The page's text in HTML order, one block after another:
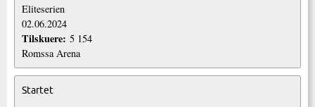
Eliteserien
02.06.2024
Tilskuere: 5 154
Romssa Arena
Startet